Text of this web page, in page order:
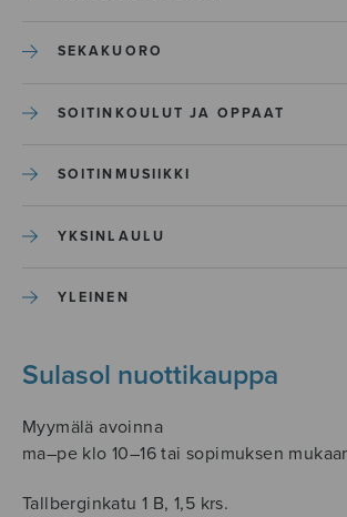
SEKAKUORO
SOITINKOULUT JA OPPAAT
SOITINMUSIIKKI
YKSINLAULU
YLEINEN
Sulasol nuottikauppa
Myymälä avoinna
ma–pe klo 10–16 tai sopimuksen
Tallberginkatu 1 B, 1,5 krs.